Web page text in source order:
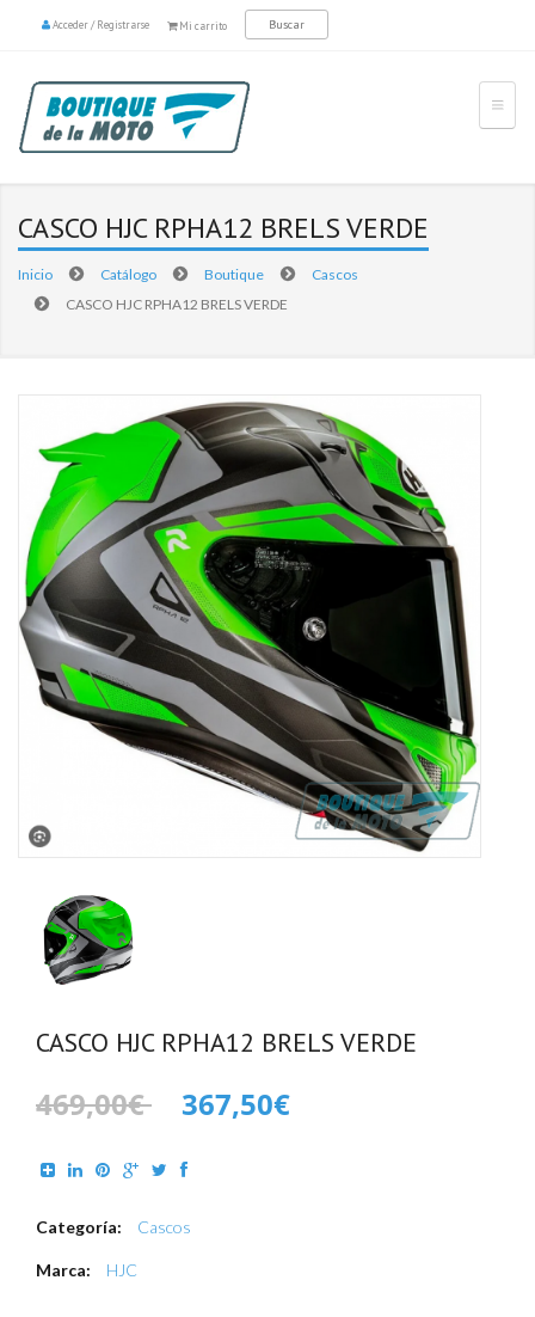
Mi carrito
Acceder/Registrarse
CASCO HJC RPHA12 BRELS VERDE
Inicio Catálogo Boutique
Cascos
CASCO HJC RPHA12 BRELS VERDE
CASCO HJC RPHA12 BRELS VERDE
469,00€ 367,50€
Categoría: Cascos
Marca: HJC